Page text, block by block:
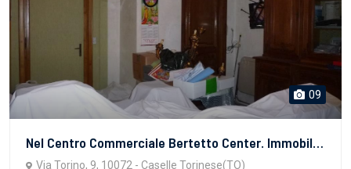
09
Nel Centro Commerciale Bertetto Center. Immobile ad uso abitativo posto al piano primo, composto da: ampio ingresso su soggiorno, tinello, cucinino, disimpegno, tre camere, disimpegno, doppiservizi, ripostiglio e balcone angolare che comprende lato strada e lato area comune.
Via Torino, 9, 10072 - Caselle Torinese(TO)